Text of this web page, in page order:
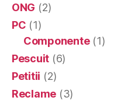
ONG (2)
PC (1)
Componente(1)
Pescuit (6)
Petitii (2)
Reclame (3)